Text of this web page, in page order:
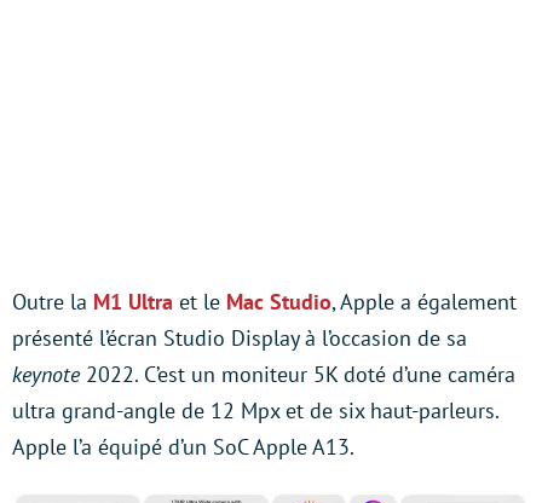
Outre la M1 Ultra et le Mac Studio, Apple a également
présenté l’écran Studio Display à l’occasion de sa
keynote 2022. C’est un moniteur 5K doté d’une caméra
ultra grand-angle de 12 Mpx et de six haut-parleurs.
Apple l’a équipé d’un SoC Apple A13.